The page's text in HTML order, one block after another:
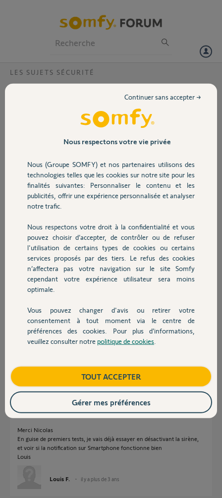
Volet
Sécurité
Domotique
Chauffage
Autres produits
Devis avec un pro
Contact
LES SUJETS SÉCURITÉ
Je souhaite tester le bon fonctionnement de mes 4 IntelliTAG
J'aurais aimé (avec ma femme)
a) Bloquer ma sirène intérieure, temporairement (appli Somfy
c) écouter (ma femme) le haut parleur (sirène ?) pour entendre que le
capteur fonctionne bien "ding" ou "signal audio" (ouverture ou choc)
sans risquer la mise en route de la sirène après plusieurs secondes
Est ce possible
Louis F.
il y a plus de 3 ans
Participer au fil de discussion
Réponses
Bonjour. As tu essayé de supprimer la sirene de ta config avant de faire
ce test ?
Nicolas il y a plus de 3 ans
Merci Nicolas
En guise de premiers tests, je vais déjà essayer en désactivant la sirène,
et voir si la notification sur Smartphone fonctionne bien
Louis
Louis F. il y a plus de 3 ans
Nous respectons votre vie privée
Nous (Groupe SOMFY) et nos partenaires utilisons des
technologies telles que les cookies sur notre site pour les
finalités suivantes: Personnaliser le contenu et les
publicités, offrir une expérience personnalisée et analyser
notre trafic.
Nous respectons votre droit à la confidentialité et vous
pouvez choisir d’accepter, de contrôler ou de refuser
l'utilisation de certains types de cookies ou certains
services proposés par des tiers. Le refus des cookies
n’affectera pas votre navigation sur le site Somfy
cependant votre expérience utilisateur sera moins
optimale.
Vous pouvez changer d'avis ou retirer votre
consentement à tout moment via le centre de
préférences des cookies. Pour plus d’informations,
veuillez consulter notre politique de cookies
Continuer sans accepter →
TOUT ACCEPTER
Gérer mes préférences